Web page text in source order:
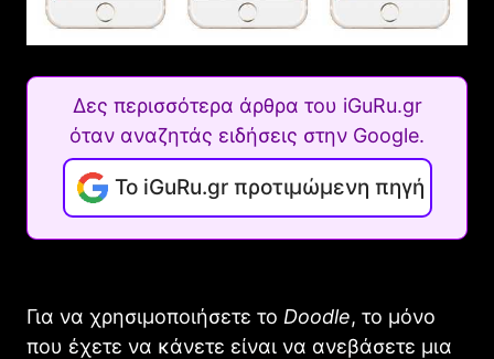
Δες περισσότερα άρθρα του iGuRu.gr
όταν αναζητάς ειδήσεις στην Google.
Το iGuRu.gr προτιμώμενη πηγή
Για να χρησιμοποιήσετε το Doodle, το μόνο
που έχετε να κάνετε είναι να ανεβάσετε μια